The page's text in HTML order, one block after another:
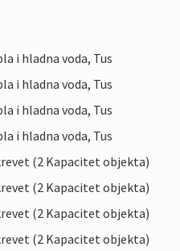
i hladna voda, Tus
i hladna voda, Tus
i hladna voda, Tus
i hladna voda, Tus
(2 Kapacitet objekta)
(2 Kapacitet objekta)
(2 Kapacitet objekta)
(2 Kapacitet objekta)